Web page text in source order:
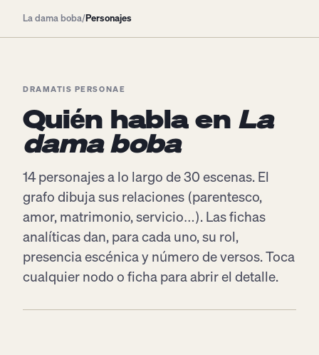
La dama boba/Personajes
DRAMATIS PERSONAE
Quién habla en La
dama boba
14 personajes a lo largo de 30 escenas. El
grafo dibuja sus relaciones (parentesco,
amor, matrimonio, servicio…). Las fichas
analíticas dan, para cada uno, su rol,
presencia escénica y número de versos. Toca
cualquier nodo o ficha para abrir el detalle.